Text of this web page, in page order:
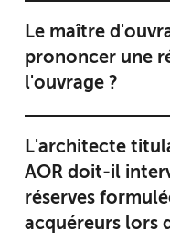
Le maître
prononcer une
l'ouvrage ?
L'architecte
AOR doit-il
réserves
acquéreurs lors